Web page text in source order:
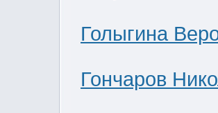
Голыгина
Гончаров